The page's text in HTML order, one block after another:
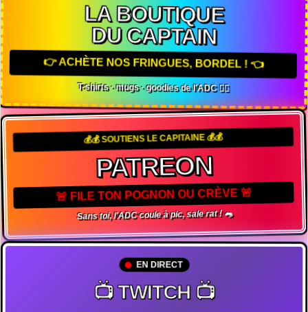
LA BOUTIQUE
DU CAPTAIN
👉 ACHÈTE NOS FRINGUES, BORDEL ! 👈
T-shirts · mugs · goodies de l'ADC 🏴‍☠️
💰💰 SOUTIENS LE CAPITAINE 💰💰
PATREON
🚨 FILE TON POGNON OU CRÈVE 🚨
Sans toi, l'ADC coule à pic, sale rat ! 🐀
EN DIRECT
📺 TWITCH 📺